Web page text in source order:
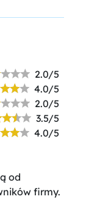
2.0/5
4.0/5
2.0/5
3.5/5
4.0/5
od
firmy.